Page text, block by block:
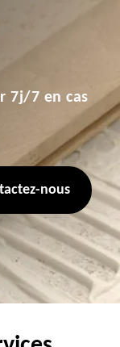
7j/7 en cas
nous